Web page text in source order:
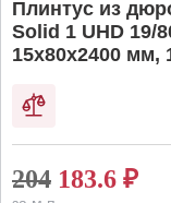
Плинтус из
Solid 1 UHD 19/
15х80х2400 мм,
204 183.6 ₽